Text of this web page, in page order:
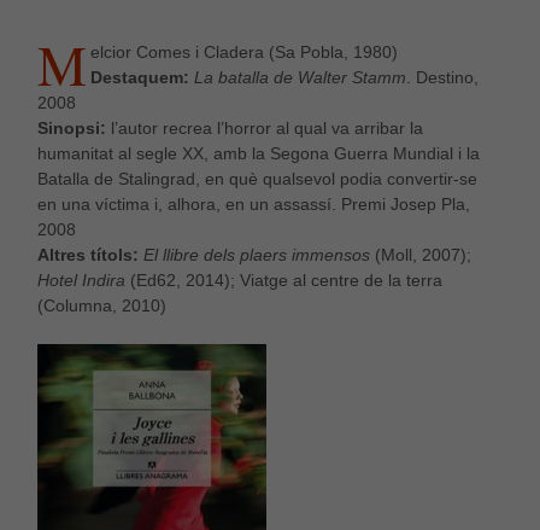
M elcior Comes i Cladera (Sa Pobla, 1980)
Destaquem: La batalla de Walter Stamm . Destino,
2008
Sinopsi: l’autor recrea l’horror al qual va arribar la
humanitat al segle XX, amb la Segona Guerra Mundial i la
Batalla de Stalingrad, en què qualsevol podia convertir-se
en una víctima i, alhora, en un assassí. Premi Josep Pla,
2008
Altres títols: El llibre dels plaers immensos(Moll, 2007);
Hotel Indira (Ed62, 2014); Viatge al centre de la terra
(Columna, 2010)